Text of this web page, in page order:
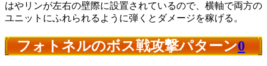
はやリンが左右の壁際に設置されているので、横軸で両方の
ユニットにふれられるように弾くとダメージを稼げる。
フォトネルのボス戦攻撃パターン0